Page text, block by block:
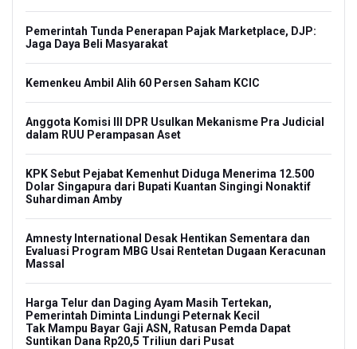
Pemerintah Tunda Penerapan Pajak Marketplace, DJP:
Jaga Daya Beli Masyarakat
Kemenkeu Ambil Alih 60 Persen Saham KCIC
Anggota Komisi III DPR Usulkan Mekanisme Pra Judicial
dalam RUU Perampasan Aset
KPK Sebut Pejabat Kemenhut Diduga Menerima 12.500
Dolar Singapura dari Bupati Kuantan Singingi Nonaktif
Suhardiman Amby
Amnesty International Desak Hentikan Sementara dan
Evaluasi Program MBG Usai Rentetan Dugaan Keracunan
Massal
Harga Telur dan Daging Ayam Masih Tertekan,
Pemerintah Diminta Lindungi Peternak Kecil
Tak Mampu Bayar Gaji ASN, Ratusan Pemda Dapat
Suntikan Dana Rp20,5 Triliun dari Pusat